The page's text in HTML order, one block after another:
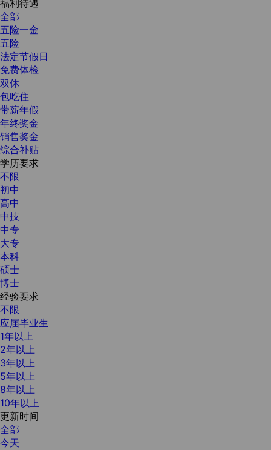
福利待遇
全部
五险一金
五险
法定节假日
免费体检
双休
包吃住
带薪年假
年终奖金
销售奖金
综合补贴
学历要求
不限
初中
高中
中技
中专
大专
本科
硕士
博士
经验要求
不限
应届毕业生
1年以上
2年以上
3年以上
5年以上
8年以上
10年以上
更新时间
全部
今天